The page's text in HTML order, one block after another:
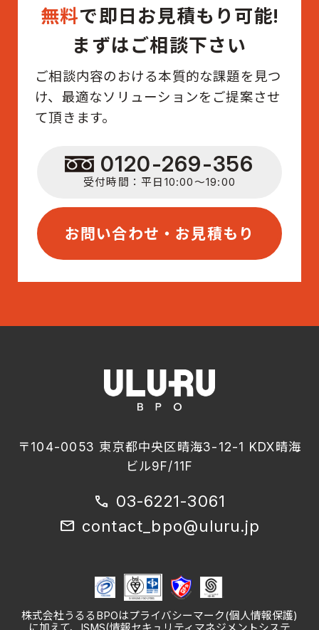
無料で即日お見積もり可能!
まずはご相談下さい
ご相談内容のおける本質的な課題を見つ
け、最適なソリューションをご提案させ
て頂きます。
0120-269-356
受付時間：平日10:00〜19:00
お問い合わせ・お見積もり
〒104-0053 東京都中央区晴海3-12-1 KDX晴海
ビル9F/11F
call 03-6221-3061
mail contact_bpo@uluru.jp
株式会社うるるBPOはプライバシーマーク(個人情報保護)